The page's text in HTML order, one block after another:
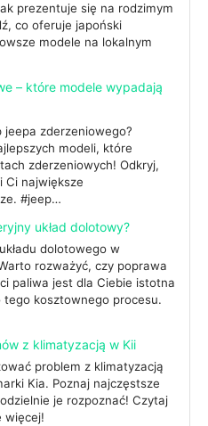
prezentuje się na rodzimym
co oferuje japoński
modele na lokalnym
– które modele wypadają
zderzeniowego?
modeli, które
zderzeniowych! Odkryj,
Ci największe
#jeep…
układ dolotowy?
dolotowego w
rozważyć, czy poprawa
paliwa jest dla Ciebie istotna
kosztownego procesu.
z klimatyzacją w Kii
problem z klimatyzacją
Kia. Poznaj najczęstsze
je rozpoznać! Czytaj
więcej!